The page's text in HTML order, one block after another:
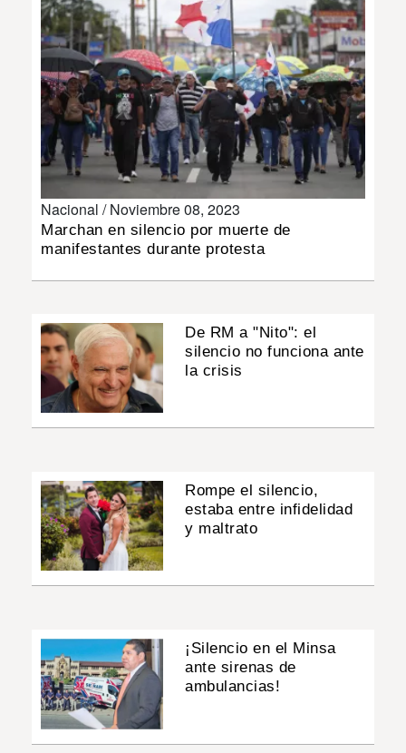
MULTIMEDIA
IMPRESO
Nacional /Noviembre 08, 2023
Marchan en silencio por muerte de
manifestantes durante protesta
De RM a "Nito": el
silencio no funciona ante
la crisis
Rompe el silencio,
estaba entre infidelidad
y maltrato
¡Silencio en el Minsa
ante sirenas de
ambulancias!